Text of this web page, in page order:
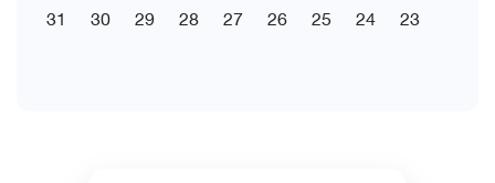
23
24
25
26
27
28
29
30
31